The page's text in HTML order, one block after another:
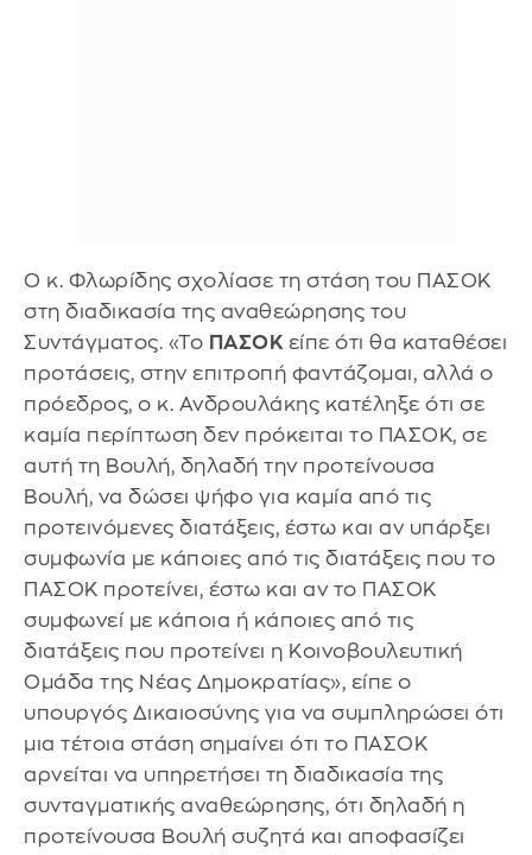
Ο κ. Φλωρίδης σχολίασε τη στάση του ΠΑΣΟΚ
στη διαδικασία της αναθεώρησης του
Συντάγματος. «Το ΠΑΣΟΚ είπε ότι θα καταθέσει
προτάσεις, στην επιτροπή φαντάζομαι, αλλά ο
πρόεδρος, ο κ. Ανδρουλάκης κατέληξε ότι σε
καμία περίπτωση δεν πρόκειται το ΠΑΣΟΚ, σε
αυτή τη Βουλή, δηλαδή την προτείνουσα
Βουλή, να δώσει ψήφο για καμία από τις
προτεινόμενες διατάξεις, έστω και αν υπάρξει
συμφωνία με κάποιες από τις διατάξεις που το
ΠΑΣΟΚ προτείνει, έστω και αν το ΠΑΣΟΚ
συμφωνεί με κάποια ή κάποιες από τις
διατάξεις που προτείνει η Κοινοβουλευτική
Ομάδα της Νέας Δημοκρατίας», είπε ο
υπουργός Δικαιοσύνης για να συμπληρώσει ότι
μια τέτοια στάση σημαίνει ότι το ΠΑΣΟΚ
αρνείται να υπηρετήσει τη διαδικασία της
συνταγματικής αναθεώρησης, ότι δηλαδή η
προτείνουσα Βουλή συζητά και αποφασίζει